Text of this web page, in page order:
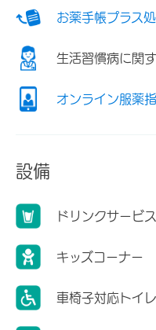
お薬手帳プラス
生活習慣病に関
オンライン服薬
設備
ドリンクサービ
キッズコーナー
車椅子対応トイ